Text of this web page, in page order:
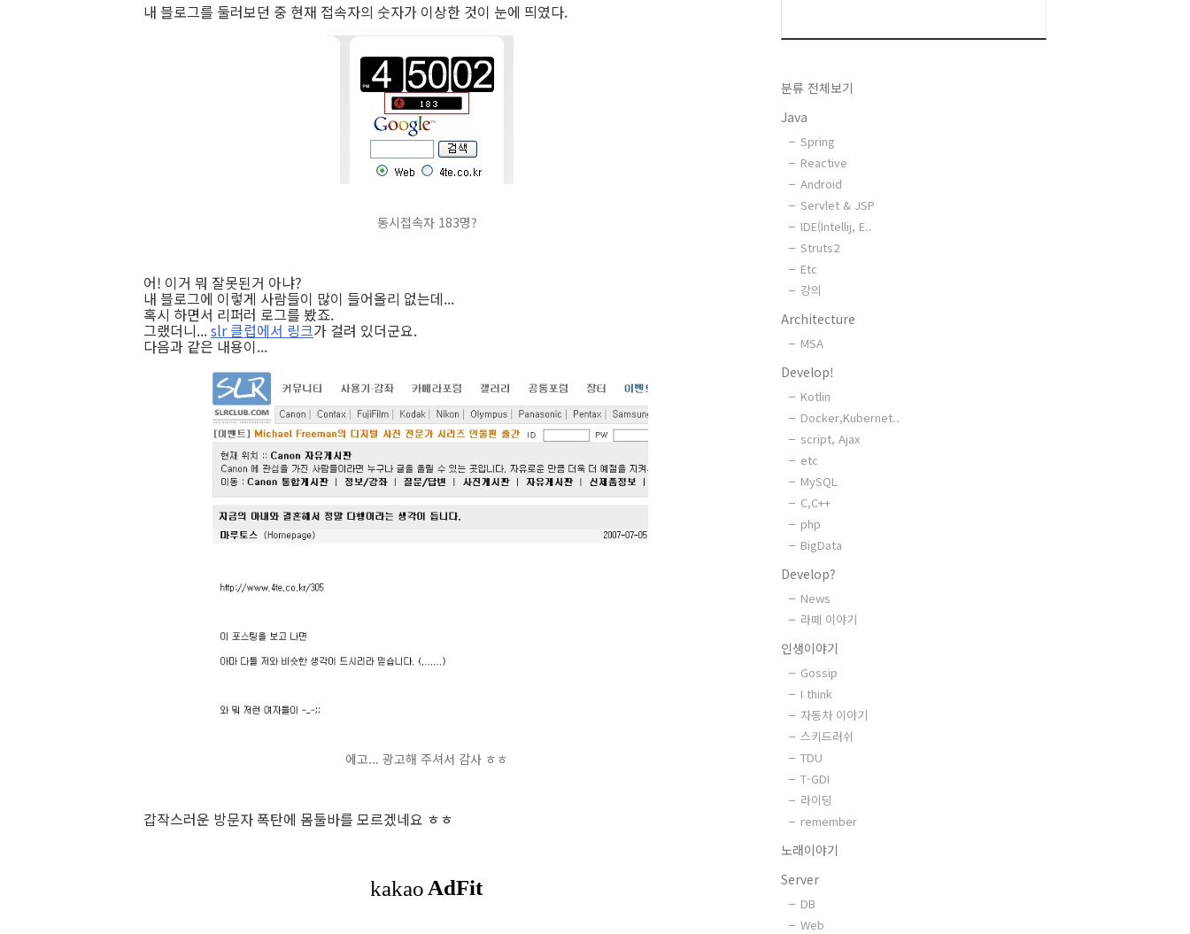
내 블로그를 둘러보던 중 현재 접속자의 숫자가 이상한 것이 눈에 띄였다.
동시접속자 183명?
어! 이거 뭐 잘못된거 아냐?
내 블로그에 이렇게 사람들이 많이 들어올리 없는데...
혹시 하면서 리퍼러 로그를 봤죠.
그랬더니...slr 클럽에서 링크가 걸려 있더군요.
다음과 같은 내용이...
에고... 광고해 주셔서 감사 ㅎㅎ
갑작스러운 방문자 폭탄에 몸둘바를 모르겠네요 ㅎㅎ
분류 전체보기
Java
Spring
Reactive
Android
Servlet & JSP
IDE(Intellij, E..
Struts2
Etc
강의
Architecture
MSA
Develop!
Kotlin
Docker,Kubernet..
script, Ajax
etc
MySQL
C,C++
php
BigData
Develop?
News
라떼 이야기
인생이야기
Gossip
I think
자동차 이야기
스키드러쉬
TDU
T-GDI
라이딩
remember
노래이야기
Server
DB
Web